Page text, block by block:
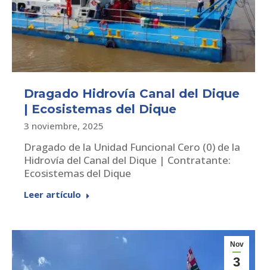
Dragado Hidrovía Canal del Dique
| Ecosistemas del Dique
3 noviembre, 2025
Dragado de la Unidad Funcional Cero (0) de la
Hidrovía del Canal del Dique | Contratante:
Ecosistemas del Dique
Leer artículo
Nov
3